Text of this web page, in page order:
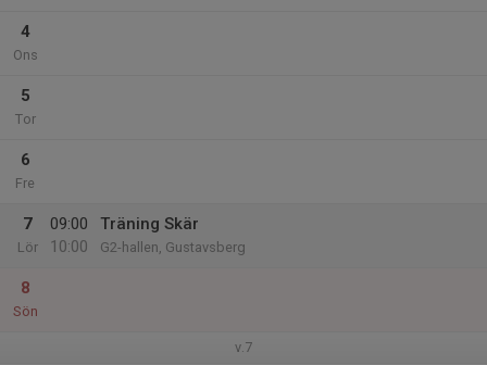
4
Ons
5
Tor
6
Fre
7
Lör
09:00
10:00
Träning Skär
G2-hallen, Gustavsberg
8
Sön
v.7